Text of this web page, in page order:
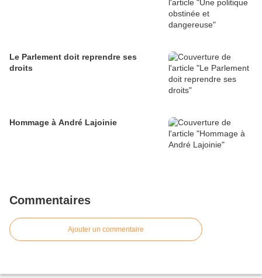
Le Parlement doit reprendre ses
droits
Hommage à André Lajoinie
Commentaires
Ajouter un commentaire